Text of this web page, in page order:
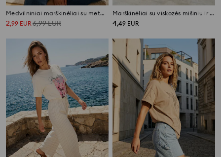
Medvilniniai marškinėliai su metaliniu raštu
2,99 EUR6,99EUR
Marškinėliai su viskozės mišiniu ir spauda
4,49 EUR